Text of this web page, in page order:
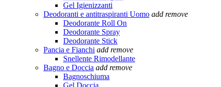
Gel Igienizzanti
Deodoranti e antitraspiranti Uomo add remove
Deodorante Roll On
Deodorante Spray
Deodorante Stick
Pancia e Fianchi add remove
Snellente Rimodellante
Bagno e Doccia add remove
Bagnoschiuma
Gel Doccia